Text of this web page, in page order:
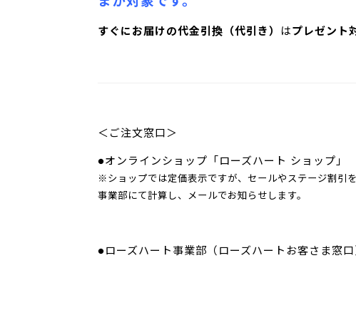
すぐにお届けの代金引換（代引き） は プレゼント
＜ご注文窓口＞
●オンラインショップ「ローズハート ショップ」
※ショップでは定価表示ですが、セールやステージ割引
事業部にて計算し、メールでお知らせします。
●ローズハート事業部（ローズハートお客さま窓口